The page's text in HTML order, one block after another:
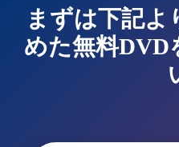
まずは下記よ
めた無料DVD